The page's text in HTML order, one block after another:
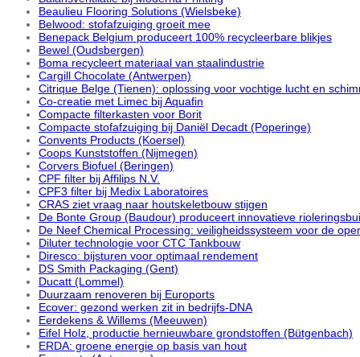
Beaulieu Flooring Solutions (Wielsbeke)
Belwood: stofafzuiging groeit mee
Benepack Belgium produceert 100% recycleerbare blikjes
Bewel (Oudsbergen)
Boma recycleert materiaal van staalindustrie
Cargill Chocolate (Antwerpen)
Citrique Belge (Tienen): oplossing voor vochtige lucht en
Co-creatie met Limec bij Aquafin
Compacte filterkasten voor Borit
Compacte stofafzuiging bij Daniël Decadt (Poperinge)
Convents Products (Koersel)
Coops Kunststoffen (Nijmegen)
Corvers Biofuel (Beringen)
CPF filter bij Affilips N.V.
CPF3 filter bij Medix Laboratoires
CRAS ziet vraag naar houtskeletbouw stijgen
De Bonte Group (Baudour) produceert innovatieve
De Neef Chemical Processing: veiligheidssysteem voor de
Diluter technologie voor CTC Tankbouw
Diresco: bijsturen voor optimaal rendement
DS Smith Packaging (Gent)
Ducatt (Lommel)
Duurzaam renoveren bij Euroports
Ecover: gezond werken zit in bedrijfs-DNA
Eerdekens & Willems (Meeuwen)
Eifel Holz, productie hernieuwbare grondstoffen (Bütgenbach)
ERDA: groene energie op basis van hout